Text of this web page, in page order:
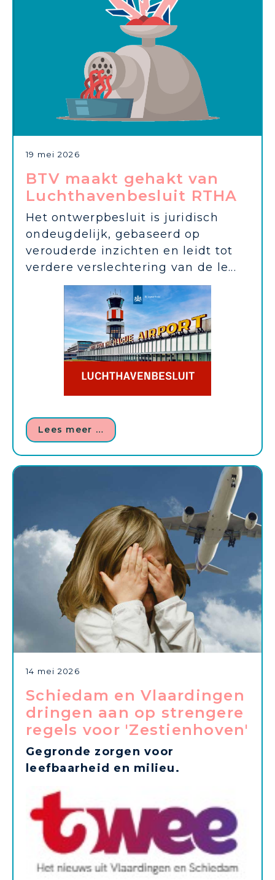
19 mei 2026
BTV maakt gehakt van
Luchthavenbesluit RTHA
Het ontwerpbesluit is juridisch
ondeugdelijk, gebaseerd op
verouderde inzichten en leidt tot
verdere verslechtering van de le...
Lees meer …
14 mei 2026
Schiedam en Vlaardingen
dringen aan op strengere
regels voor 'Zestienhoven'
Gegronde zorgen voor
leefbaarheid en milieu.